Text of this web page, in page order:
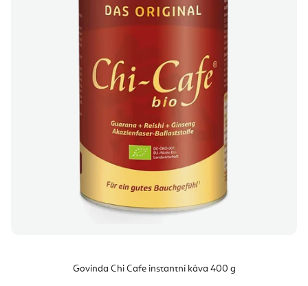
Govinda Chi Cafe instantní káva 400 g